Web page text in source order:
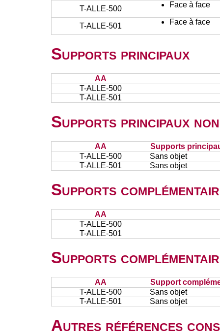
T-ALLE-500
Face à face
T-ALLE-501 Face à face
Supports principaux
AA
T-ALLE-500
T-ALLE-501
Supports principaux
AA
Supports
T-ALLE-500
Sans objet
T-ALLE-501
Sans objet
Supports
AA
T-ALLE-500
T-ALLE-501
Supports
AA
Support
T-ALLE-500
Sans objet
T-ALLE-501
Sans objet
Autres références